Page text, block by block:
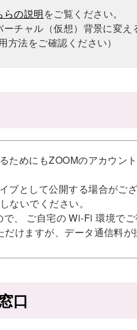
らの説明をご覧ください。
チャル（仮想）背景に変え
方法をご確認ください）
ためにもZOOMのアカウン
ブとして公開する場合がござ
ないでください。
、 ご自宅の Wi-Fi 環境で
けますが、データ通信料が
口